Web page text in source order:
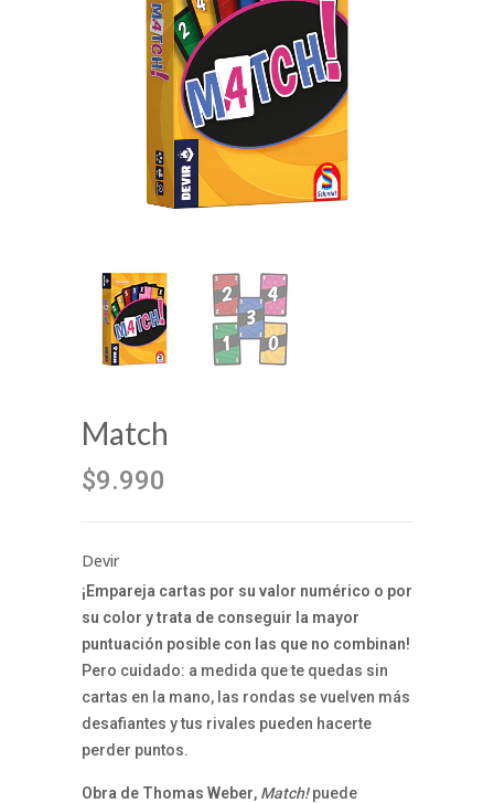
Match
$9.990
Devir
¡Empareja cartas por su valor numérico o por
su color y trata de conseguir la mayor
puntuación posible con las que no combinan!
Pero cuidado: a medida que te quedas sin
cartas en la mano, las rondas se vuelven más
desafiantes y tus rivales pueden hacerte
perder puntos.
Obra de Thomas Weber, Match!puede